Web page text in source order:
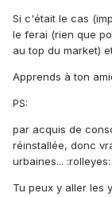
Si c'était le cas
le ferai (rien que
au top du market)
Apprends à ton
PS:
par acquis de
réinstallée, donc
urbaines... :rolleyes:
Tu peux y aller les